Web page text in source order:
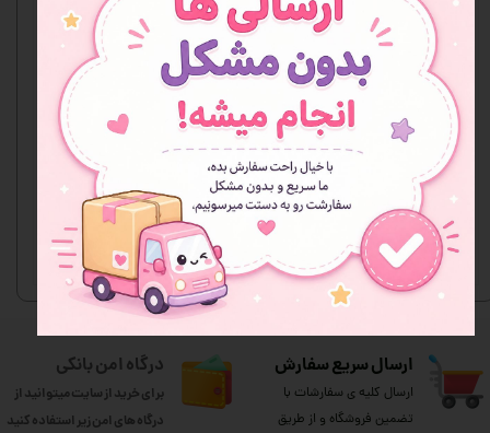
هنوز نظری ثبت نشده
اولین نفری باشید که نظر می‌دهید
ثبت نظر
ارسال سریع سفارش
ارسال کلیه ی سفارشات با
تضمین فروشگاه و از طریق
درگاه امن بانکی
برای خرید از سایت میتوانید از
درگاه های امن زیر استفاده کنید